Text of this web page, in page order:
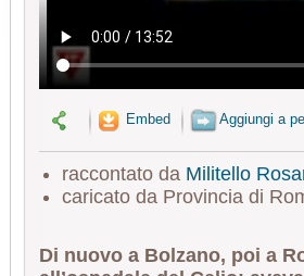
Embed Aggiungi a
raccontato da Militello
caricato da Provincia di
Di nuovo a Bolzano, poi a